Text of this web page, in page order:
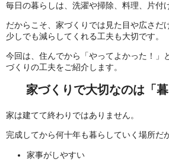
毎日の暮らしは、洗濯や掃除、料理、片付
だからこそ、家づくりでは見た目や広さだ
少しでも減らしてくれる工夫も大切です。
今回は、住んでから「やってよかった！」
づくりの工夫をご紹介します。
家づくりで大切なのは「暮
家は建てて終わりではありません。
完成してから何十年も暮らしていく場所だ
家事がしやすい